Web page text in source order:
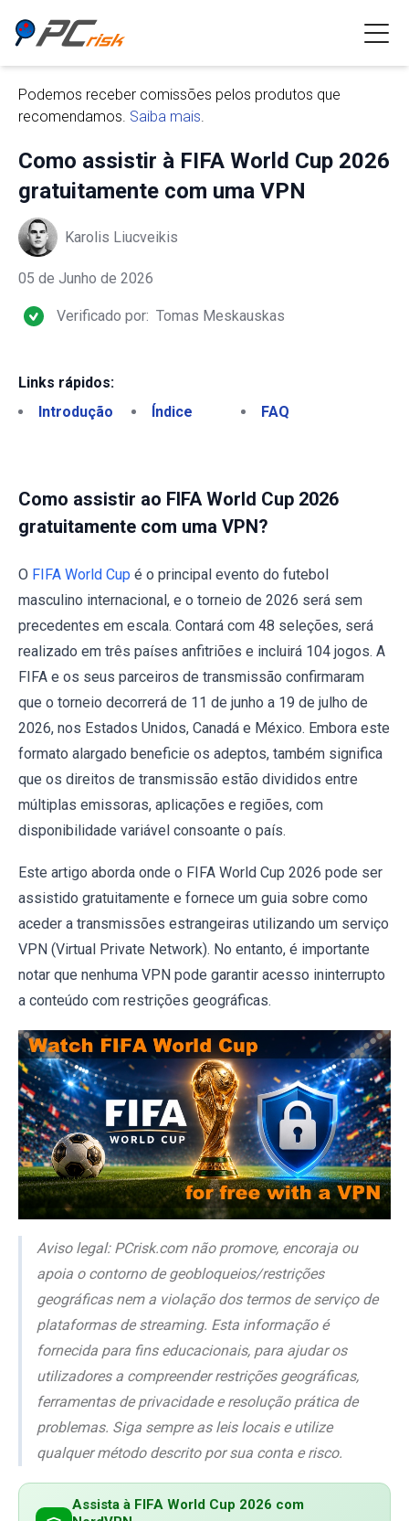
Podemos receber comissões pelos produtos que
recomendamos. Saiba mais.
Como assistir à FIFA World Cup 2026
gratuitamente com uma VPN
Karolis Liucveikis
05 de Junho de 2026
Verificado por: Tomas Meskauskas
Links rápidos:
Introdução
Índice FAQ
Como assistir ao FIFA World Cup 2026
gratuitamente com uma VPN?
O FIFA World Cup é o principal evento do futebol
masculino internacional, e o torneio de 2026 será sem
precedentes em escala. Contará com 48 seleções, será
realizado em três países anfitriões e incluirá 104 jogos. A
FIFA e os seus parceiros de transmissão confirmaram
que o torneio decorrerá de 11 de junho a 19 de julho de
2026, nos Estados Unidos, Canadá e México. Embora este
formato alargado beneficie os adeptos, também significa
que os direitos de transmissão estão divididos entre
múltiplas emissoras, aplicações e regiões, com
disponibilidade variável consoante o país.
Este artigo aborda onde o FIFA World Cup 2026 pode ser
assistido gratuitamente e fornece um guia sobre como
aceder a transmissões estrangeiras utilizando um serviço
VPN (Virtual Private Network). No entanto, é importante
notar que nenhuma VPN pode garantir acesso ininterrupto
a conteúdo com restrições geográficas.
Aviso legal: PCrisk.com não promove, encoraja ou
apoia o contorno de geobloqueios/restrições
geográficas nem a violação dos termos de serviço de
plataformas de streaming. Esta informação é
fornecida para fins educacionais, para ajudar os
utilizadores a compreender restrições geográficas,
ferramentas de privacidade e resolução prática de
problemas. Siga sempre as leis locais e utilize
qualquer método descrito por sua conta e risco.
Assista à FIFA World Cup 2026 com